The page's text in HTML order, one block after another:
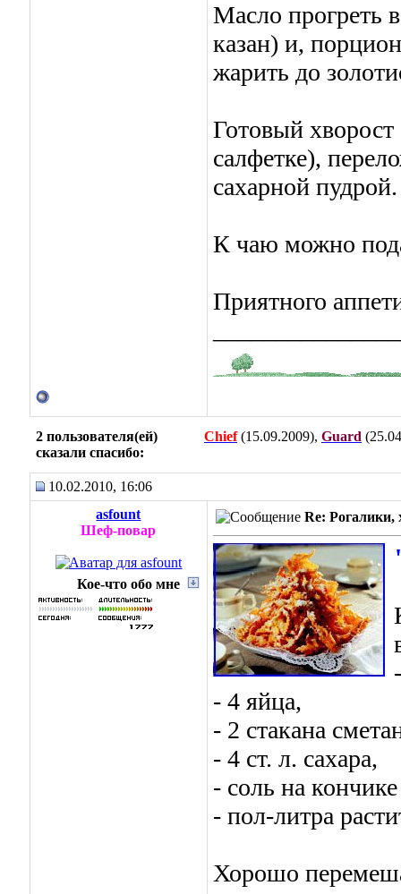
Масло прогреть
казан) и,
жарить до
Готовый
салфетке),
сахарной пудрой.
К чаю можно
Приятного
2 пользователя(ей)
сказали cпасибо:
Chief(15.09.2009), Guard
10.02.2010, 16:06
asfount
Шеф-повар
Кое-что обо мне
Re: Рогалики,
- 4 яйца,
- 2 стакана
- 4 ст. л. сахара,
- соль на
- пол-литра
Хорошо